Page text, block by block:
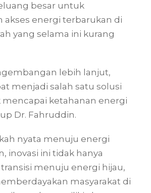
besar untuk
akses energi terbarukan di
yang selama ini kurang
lebih lanjut,
menjadi salah satu solusi
ketahanan energi
Dr. Fahruddin.
nyata menuju energi
inovasi ini tidak hanya
menuju energi hijau,
masyarakat di